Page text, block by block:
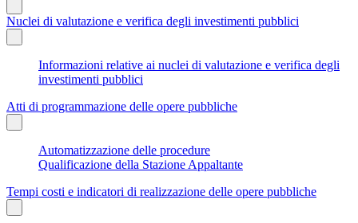
Nuclei di valutazione e verifica degli investimenti pubblici
Informazioni relative ai nuclei di valutazione e verifica degli
investimenti pubblici
Atti di programmazione delle opere pubbliche
Automatizzazione delle procedure
Qualificazione della Stazione Appaltante
Tempi costi e indicatori di realizzazione delle opere pubbliche